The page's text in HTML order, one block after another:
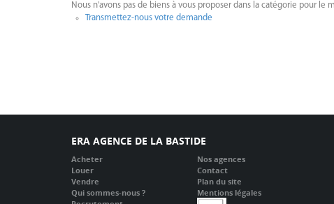
Nous n'avons pas de biens à vous proposer dans la catégorie pour le
Transmettez-nous votre demande
ERA AGENCE DE LA BASTIDE
Acheter
Louer
Vendre
Qui sommes-nous ?
Nos agences
Contact
Plan du site
Mentions légales